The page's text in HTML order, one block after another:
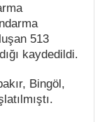
513
kaydedildi.
Bingöl,